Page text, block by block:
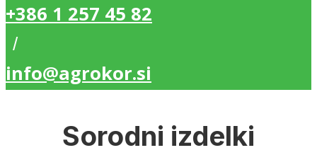
+386 1 257 45 82
/
info@agrokor.si
Sorodni izdelki